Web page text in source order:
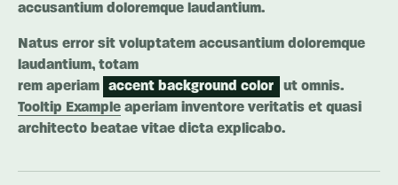
accusantium doloremque laudantium.
Natus error sit voluptatem accusantium doloremque
laudantium, totam
rem aperiam
accent background color
ut omnis.
Tooltip Example aperiam inventore veritatis et quasi
architecto beatae vitae dicta explicabo.